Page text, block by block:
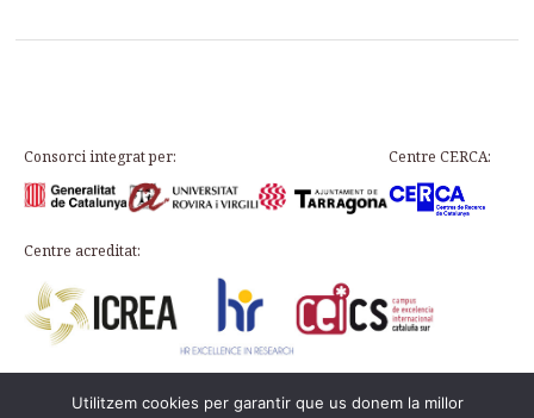
Consorci integrat per: Centre CERCA:
Centre acreditat:
Plaça d’en Rovellat, s/n, 43003 Tarragona
Utilitzem cookies per garantir que us donem la millor